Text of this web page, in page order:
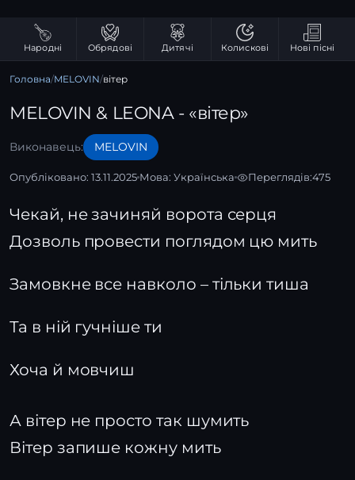
Народні Обрядові Дитячі Колискові Нові пісні
Головна/MELOVIN/вітер
MELOVIN & LEONA - «вітер»
Виконавець: MELOVIN
Опубліковано: 13.11.2025 Мова: Українська Переглядів:475
Чекай, не зачиняй ворота серця
Дозволь провести поглядом цю мить
Замовкне все навколо – тільки тиша
Та в ній гучніше ти
Хоча й мовчиш
А вітер не просто так шумить
Вітер запише кожну мить